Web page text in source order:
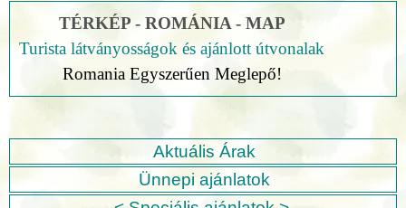
TÉRKÉP - ROMÁNIA - MAP
Turista látványosságok és ajánlott útvonalak
Romania Egyszerűen Meglepő!
Aktuális Árak
Ünnepi ajánlatok